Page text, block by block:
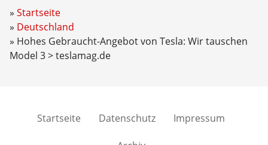
Startseite
Deutschland
Hohes Gebraucht-Angebot von Tesla: Wir tauschen
Model 3 > teslamag.de
Startseite Datenschutz Impressum